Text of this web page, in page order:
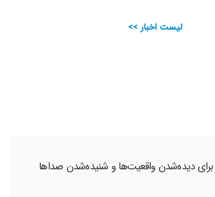
لیست اخبار >>
برای دیده‌شدن واقعیت‌ها و شنیده‌شدن صداها